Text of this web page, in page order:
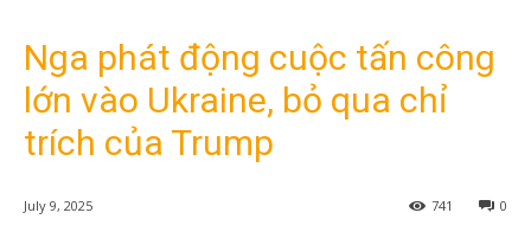
Nga phát động cuộc tấn công
lớn vào Ukraine, bỏ qua chỉ
trích của Trump
July 9, 2025 0
741